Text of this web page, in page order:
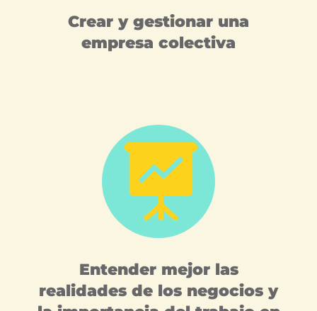
Crear y gestionar una
empresa colectiva

Entender mejor las
realidades de los negocios y